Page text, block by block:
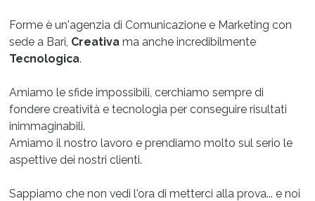
Forme è un'agenzia di Comunicazione e Marketing con
sede a Bari, Creativa ma anche incredibilmente
Tecnologica.
Amiamo le sfide impossibili, cerchiamo sempre di
fondere creatività e tecnologia per conseguire risultati
inimmaginabili.
Amiamo il nostro lavoro e prendiamo molto sul serio le
aspettive dei nostri clienti.
Sappiamo che non vedi l'ora di metterci alla prova... e noi